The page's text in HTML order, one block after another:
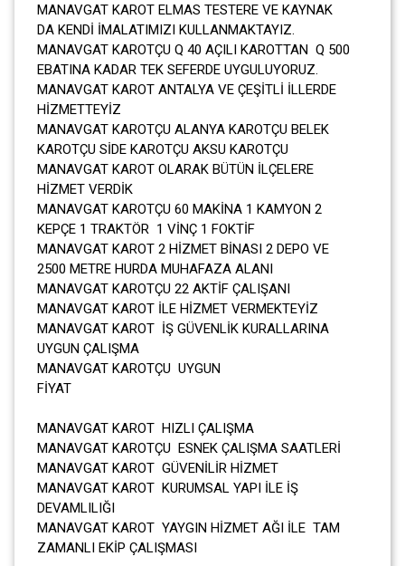
MANAVGAT KAROT ELMAS TESTERE VE KAYNAK
DA KENDİ İMALATIMIZI KULLANMAKTAYIZ.
MANAVGAT KAROTÇU Q 40 AÇILI KAROTTAN Q 500
EBATINA KADAR TEK SEFERDE UYGULUYORUZ.
MANAVGAT KAROT ANTALYA VE ÇEŞİTLİ İLLERDE
HİZMETTEYİZ
MANAVGAT KAROTÇU ALANYA KAROTÇU BELEK
KAROTÇU SİDE KAROTÇU AKSU KAROTÇU
MANAVGAT KAROT OLARAK BÜTÜN İLÇELERE
HİZMET VERDİK
MANAVGAT KAROTÇU 60 MAKİNA 1 KAMYON 2
KEPÇE 1 TRAKTÖR 1 VİNÇ 1 FOKTİF
MANAVGAT KAROT 2 HİZMET BİNASI 2 DEPO VE
2500 METRE HURDA MUHAFAZA ALANI
MANAVGAT KAROTÇU 22 AKTİF ÇALIŞANI
MANAVGAT KAROT İLE HİZMET VERMEKTEYİZ
MANAVGAT KAROT İŞ GÜVENLİK KURALLARINA
UYGUN ÇALIŞMA
MANAVGAT KAROTÇU UYGUN
FİYAT
MANAVGAT KAROT HIZLI ÇALIŞMA
MANAVGAT KAROTÇU ESNEK ÇALIŞMA SAATLERİ
MANAVGAT KAROT GÜVENİLİR HİZMET
MANAVGAT KAROT KURUMSAL YAPI İLE İŞ
DEVAMLILIĞI
MANAVGAT KAROT YAYGIN HİZMET AĞI İLE TAM
ZAMANLI EKİP ÇALIŞMASI